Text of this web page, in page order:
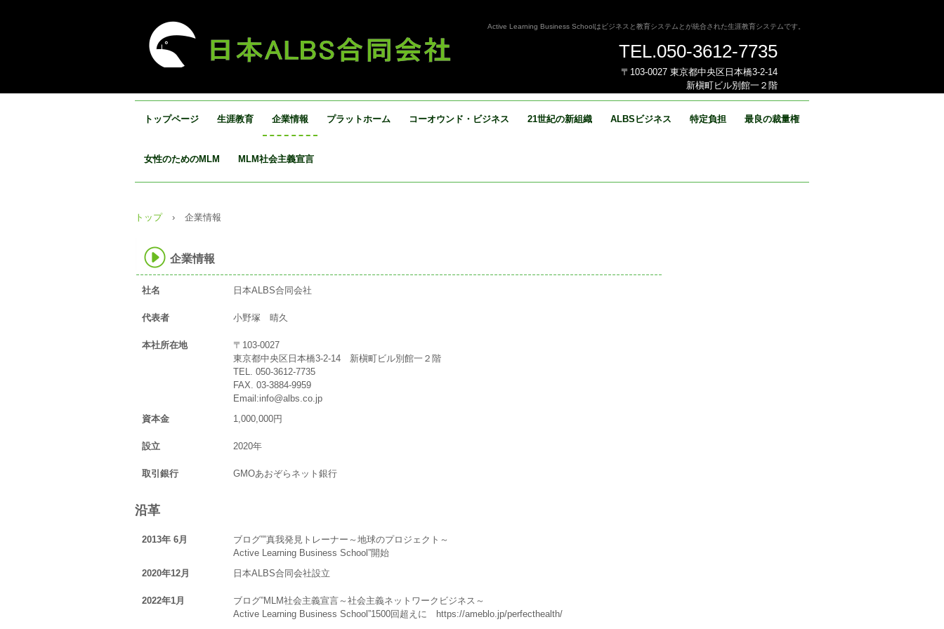
Active Learning Business Schoolはビジネスと教育システムとが統合された生涯教育システムです。
TEL.050-3612-7735
〒103-0027 東京都中央区日本橋3-2-14
新槇町ビル別館一２階
トップページ 生涯教育 企業情報 プラットホーム コーオウンド・ビジネス 21世紀の新組織 ALBSビジネス 特定負担 最良の裁量権
女性のためのMLM MLM社会主義宣言
トップ › 企業情報
企業情報
社名 日本ALBS合同会社
代表者 小野塚 晴久
本社所在地
〒103-0027
東京都中央区日本橋3-2-14 新槇町ビル別館一２階
TEL. 050-3612-7735
FAX. 03-3884-9959
Email:info@albs.co.jp
資本金
1,000,000円
設立 2020年
取引銀行 GMOあおぞらネット銀行
沿革
2013年 6月
ブログ””真我発見トレーナー～地球のプロジェクト～
Active Learning Business School”開始
2020年12月
日本ALBS合同会社設立
2022年1月
ブログ”MLM社会主義宣言～社会主義ネットワークビジネス～
Active Learning Business School”1500回超えに https://ameblo.jp/perfecthealth/